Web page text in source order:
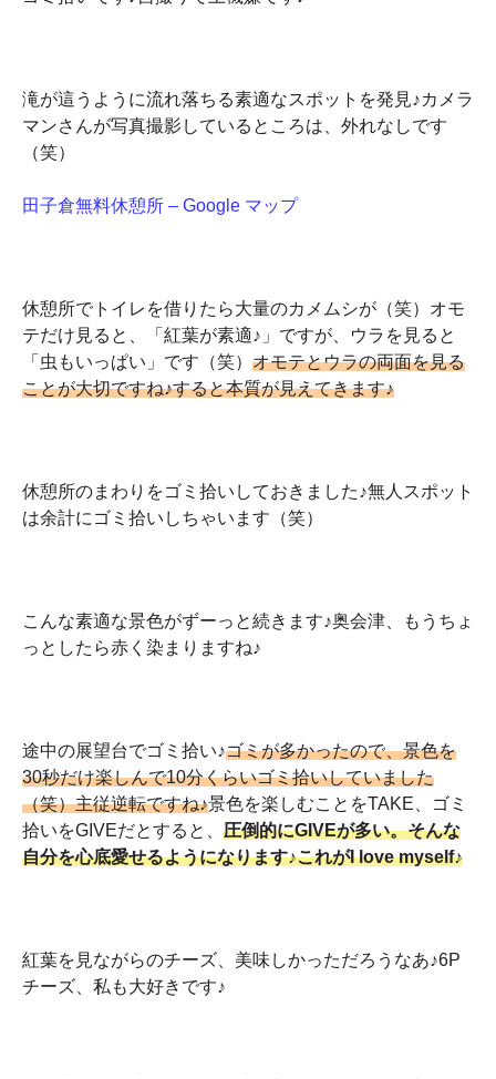
滝が這うように流れ落ちる素適なスポットを発見♪カメラ
マンさんが写真撮影しているところは、外れなしです
（笑）
田子倉無料休憩所 – Google マップ
休憩所でトイレを借りたら大量のカメムシが（笑）オモ
テだけ見ると、「紅葉が素適♪」ですが、ウラを見ると
「虫もいっぱい」です（笑） オモテとウラの両面を見る
ことが大切ですね♪すると本質が見えてきます♪
休憩所のまわりをゴミ拾いしておきました♪無人スポット
は余計にゴミ拾いしちゃいます（笑）
こんな素適な景色がずーっと続きます♪奥会津、もうちょ
っとしたら赤く染まりますね♪
途中の展望台でゴミ拾い♪ゴミが多かったので、景色を
30秒だけ楽しんで10分くらいゴミ拾いしていました
（笑）主従逆転ですね♪景色を楽しむことをTAKE、ゴミ
拾いをGIVEだとすると、 圧倒的にGIVEが多い。そんな
自分を心底愛せるようになります♪これがI love myself♪
紅葉を見ながらのチーズ、美味しかっただろうなあ♪6P
チーズ、私も大好きです♪